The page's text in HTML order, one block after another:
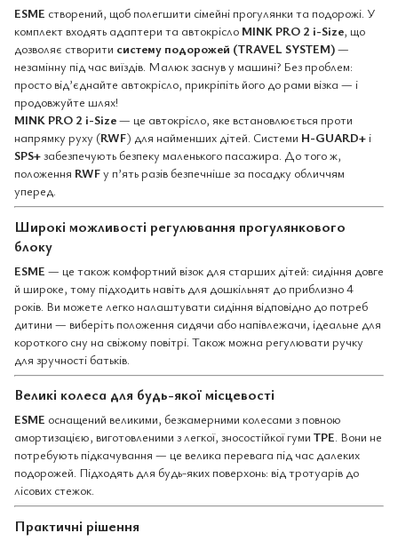
ESME створений, щоб полегшити сімейні прогулянки та подорожі. У
комплект входять адаптери та автокрісло MINK PRO 2 i-Size, що
дозволяє створити систему подорожей (TRAVEL SYSTEM)—
незамінну під час виїздів. Малюк заснув у машині? Без проблем:
просто від’єднайте автокрісло, прикріпіть його до рами візка — і
продовжуйте шлях!
MINK PRO 2 i-Size— це автокрісло, яке встановлюється проти
напрямку руху (RWF) для найменших дітей. Системи H-GUARD+ і
SPS+забезпечують безпеку маленького пасажира. До того ж,
положення RWFу п’ять разів безпечніше за посадку обличчям
уперед.
Широкі можливості регулювання прогулянкового
блоку
ESME — це також комфортний візок для старших дітей: сидіння довге
й широке, тому підходить навіть для дошкільнят до приблизно 4
років. Ви можете легко налаштувати сидіння відповідно до потреб
дитини — виберіть положення сидячи або напівлежачи, ідеальне для
короткого сну на свіжому повітрі. Також можна регулювати ручку
для зручності батьків.
Великі колеса для будь-якої місцевості
ESME оснащений великими, безкамерними колесами з повною
амортизацією, виготовленими з легкої, зносостійкої гуми TPE. Вони не
потребують підкачування — це велика перевага під час далеких
подорожей. Підходять для будь-яких поверхонь: від тротуарів до
лісових стежок.
Практичні рішення